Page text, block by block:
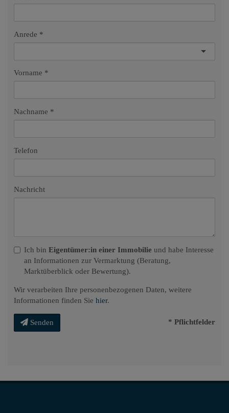
Anrede
Vorname
Nachname
Telefon
Nachricht
Ich bin Eigentümer:in einer Immobilie und habe Interesse
an Informationen zur Vermarktung (Beratung,
Marktüberblick oder Bewertung).
Wir verarbeiten Ihre personenbezogenen Daten, weitere
Informationen finden Sie hier.
Senden * Pflichtfelder